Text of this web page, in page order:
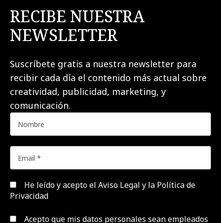
RECIBE NUESTRA
NEWSLETTER
Suscríbete gratis a nuestra newsletter para
recibir cada día el contenido más actual sobre
creatividad, publicidad, marketing, y
comunicación.
He leído y acepto el Aviso Legal y la Política de
Privacidad
Acepto que mis datos personales sean empleados